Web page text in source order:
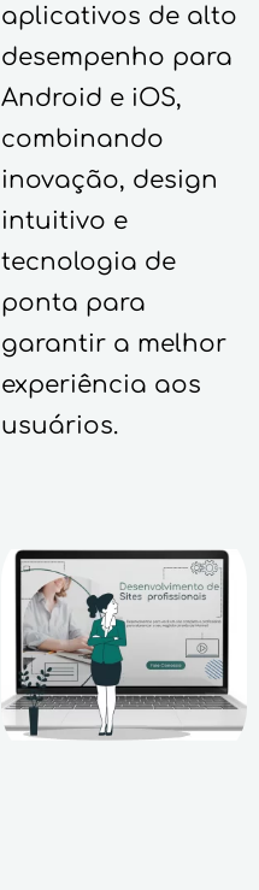
aplicativos de alto
desempenho para
Android e iOS,
combinando
inovação, design
intuitivo e
tecnologia de
ponta para
garantir a melhor
experiência aos
usuários.